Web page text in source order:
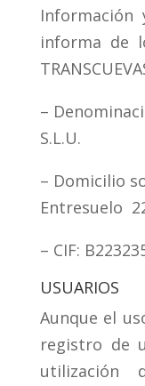
Información
informa de
–
S.L.U.
– Domicilio
Entresuelo
– CIF:
USUARIOS
Aunque el
registro de
utilización